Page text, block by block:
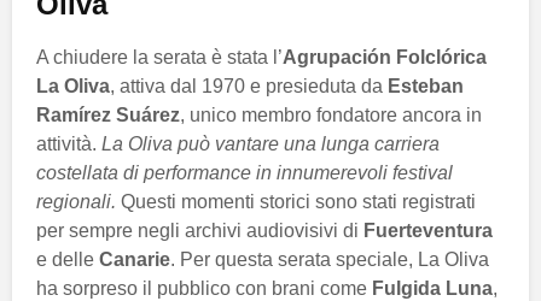
A chiudere la serata è stata l’Agrupación Folclórica
La Oliva, attiva dal 1970 e presieduta da Esteban
Ramírez Suárez, unico membro fondatore ancora in
attività. La Oliva può vantare una lunga carriera
costellata di performance in innumerevoli festival
regionali. Questi momenti storici sono stati registrati
per sempre negli archivi audiovisivi di Fuerteventura
e delle Canarie. Per questa serata speciale, La Oliva
ha sorpreso il pubblico con brani come Fulgida Luna,